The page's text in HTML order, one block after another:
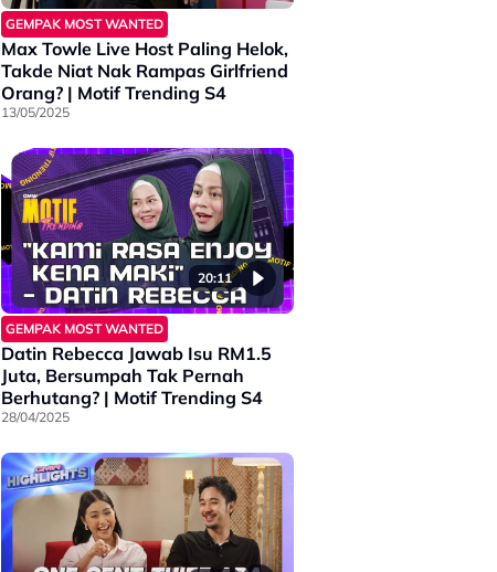
GEMPAK MOST WANTED
Max Towle Live Host Paling Helok,
Takde Niat Nak Rampas Girlfriend
Orang? | Motif Trending S4
13/05/2025
20:11
GEMPAK MOST WANTED
Datin Rebecca Jawab Isu RM1.5
Juta, Bersumpah Tak Pernah
Berhutang? | Motif Trending S4
28/04/2025